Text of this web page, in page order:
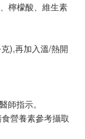
檸檬酸、維生素
),再加入溫/熱開
師指示。
營養素參考攝取